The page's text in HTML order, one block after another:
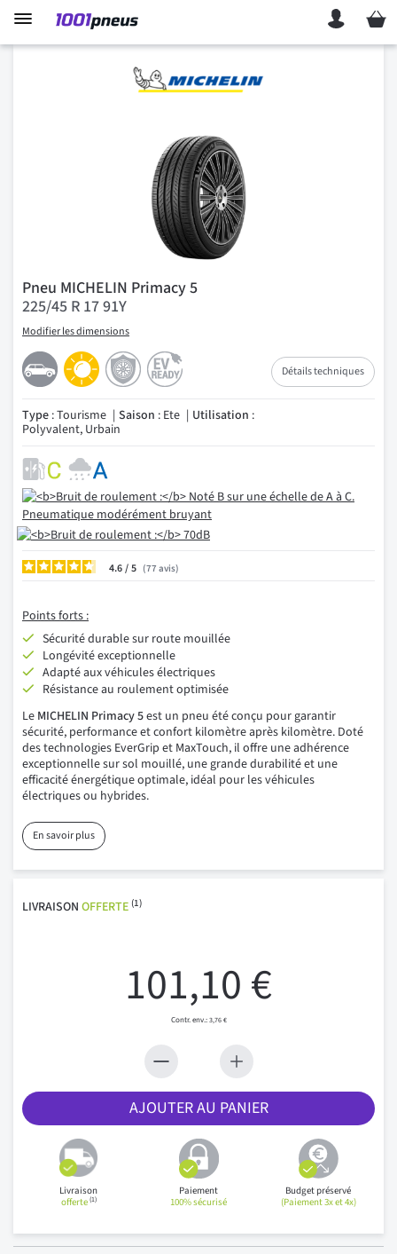
Mon
Pneu MICHELIN Primacy 5
225/45 R 17 91Y
Modifier les dimensions
Détails techniques
Type : Tourisme Saison : Ete Utilisation :
Polyvalent, Urbain
4.6/ 77 avis
Points forts :
Sécurité durable sur route mouillée
Longévité exceptionnelle
Adapté aux véhicules électriques
Résistance au roulement optimisée
Le MICHELIN Primacy 5est un pneu été conçu pour garantir
sécurité, performance et confort kilomètre après kilomètre. Doté
des technologies EverGrip et MaxTouch, il offre une adhérence
exceptionnelle sur sol mouillé, une grande durabilité et une
efficacité énergétique optimale, idéal pour les véhicules
électriques ou hybrides.
En savoir plus
LIVRAISON OFFERTE (1)
101,10 €
3,76 €
AJOUTER AU PANIER
Livraison
offerte(1)
Paiement
100% sécurisé
Budget préservé
(Paiement 3x et 4x)